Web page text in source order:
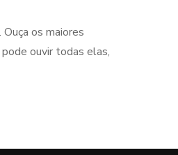
os maiores
ouvir todas elas,